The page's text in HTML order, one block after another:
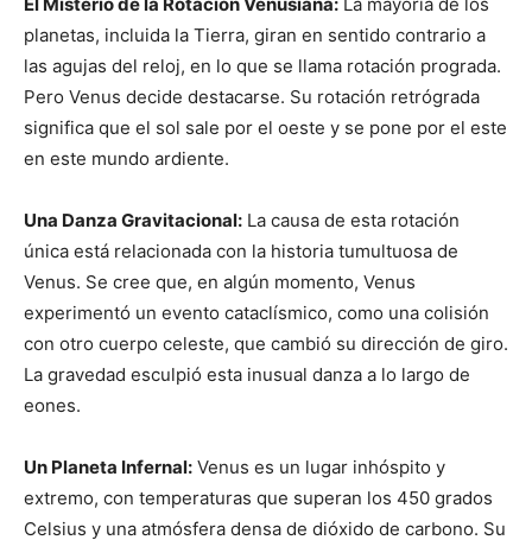
planetas, incluida la Tierra, giran en sentido contrario a
las agujas del reloj, en lo que se llama rotación prograda.
Pero Venus decide destacarse. Su rotación retrógrada
significa que el sol sale por el oeste y se pone por el este
en este mundo ardiente.
Una Danza Gravitacional: La causa de esta rotación
única está relacionada con la historia tumultuosa de
Venus. Se cree que, en algún momento, Venus
experimentó un evento cataclísmico, como una colisión
con otro cuerpo celeste, que cambió su dirección de giro.
La gravedad esculpió esta inusual danza a lo largo de
eones.
Un Planeta Infernal: Venus es un lugar inhóspito y
extremo, con temperaturas que superan los 450 grados
Celsius y una atmósfera densa de dióxido de carbono. Su